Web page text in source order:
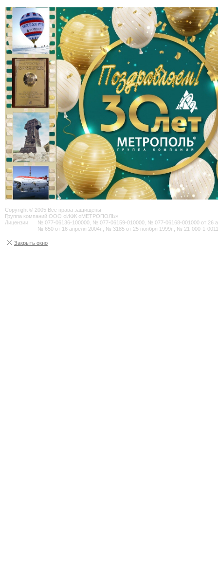
Copyright © 2005 Все права защищены
Группа компаний ООО «ИФК «МЕТРОПОЛЬ»
Лицензии:
№ 077-06136-100000, № 077-06159-010000, № 077-06168-001000 от 26
№ 650 от 16 апреля 2004г., № 3185 от 25 ноября 1999г., № 21-000-1-
Закрыть окно